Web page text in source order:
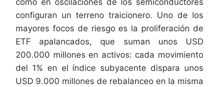
como en oscilaciones de los semiconductores
configuran un terreno traicionero. Uno de los
mayores focos de riesgo es la proliferación de
ETF apalancados, que suman unos USD
200.000 millones en activos: cada movimiento
del 1% en el índice subyacente dispara unos
USD 9.000 millones de rebalanceo en la misma